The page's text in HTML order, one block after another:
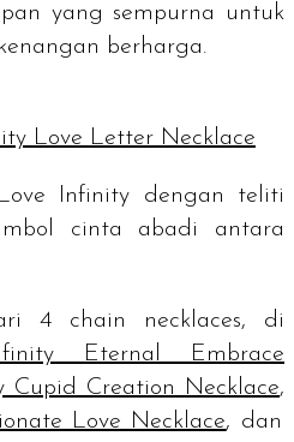
yang sempurna untuk
berharga.
Love Letter Necklace
Infinity dengan teliti
cinta abadi antara
4 chain necklaces, di
Eternal Embrace
Cupid Creation Necklace,
Love Necklace, dan